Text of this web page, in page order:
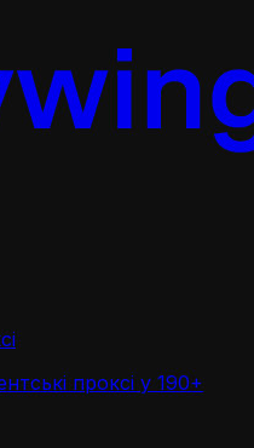
проксі у 190+